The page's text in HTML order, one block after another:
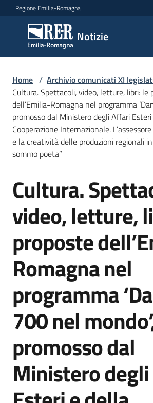
Vai al contenuto
Vai alla navigazione
Vai al footer
Regione Emilia-Romagna
Notizie
Notizie
Comunicati
stampa
Cerca
un
comunicato
Agenzia
di
informazione
e
Seguici
su
Home / Archivio comunicati XI
Cultura. Spettacoli, video, letture, libri: le
dell’Emilia-Romagna nel programma
promosso dal Ministero degli Affari
Cooperazione Internazionale.
e la creatività delle produzioni regionali
sommo poeta”
Salta al contenuto
Cultura.
video, letture,
proposte
Romagna nel
programma
700 nel
promosso dal
Ministero